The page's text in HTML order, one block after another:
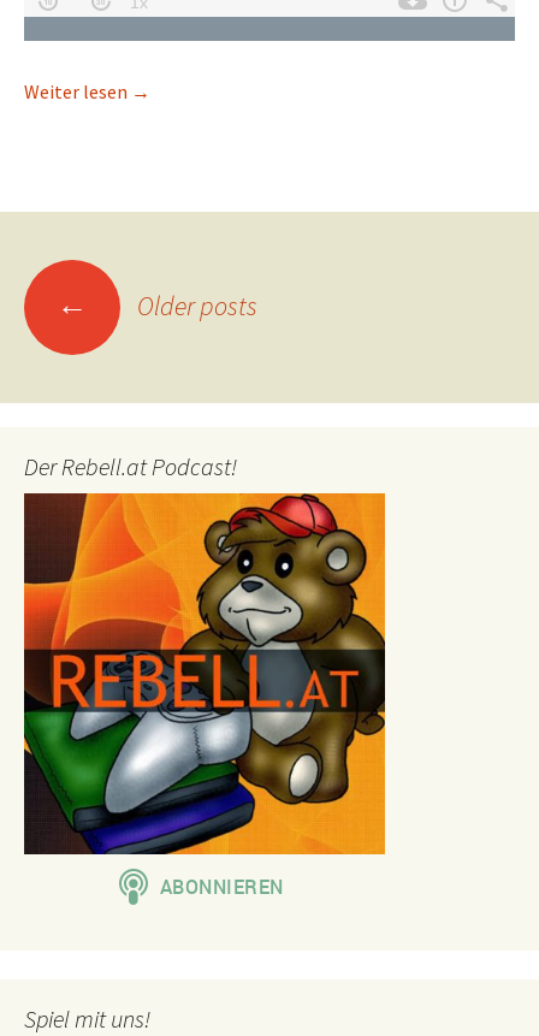
Weiter lesen Stranger Things: Das Game und die Serie
→
Posts
navigation
← Older posts
Der Rebell.at Podcast!
Spiel mit uns!